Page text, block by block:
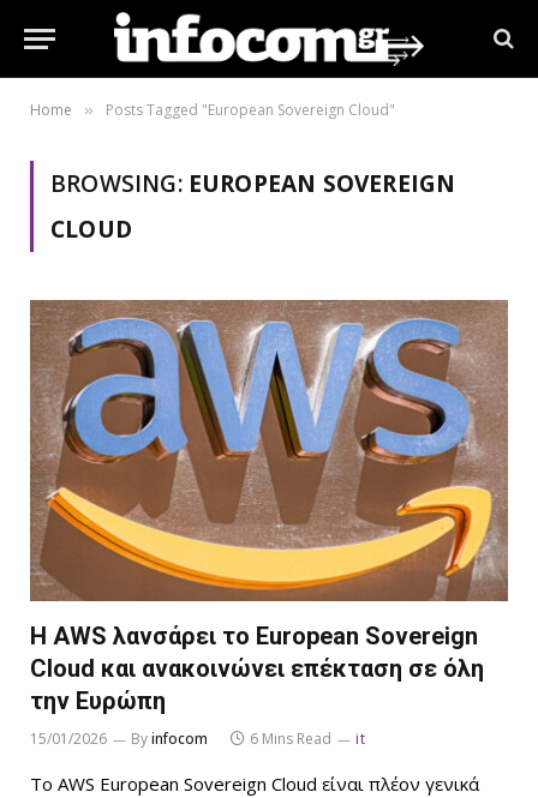
Home » Posts Tagged "European Sovereign Cloud"
BROWSING: EUROPEAN SOVEREIGN
CLOUD
Η AWS λανσάρει το European Sovereign
Cloud και ανακοινώνει επέκταση σε όλη
την Ευρώπη
15/01/2026 Byinfocom 6 Mins Read it
Το AWS European Sovereign Cloud είναι πλέον γενικά